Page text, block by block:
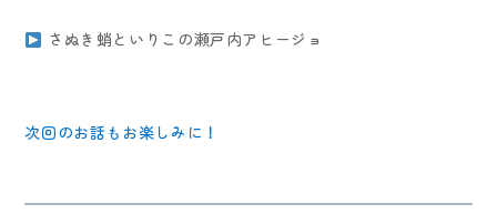
さぬき蛸といりこの瀬戸内アヒージョ
次回のお話もお楽しみに！